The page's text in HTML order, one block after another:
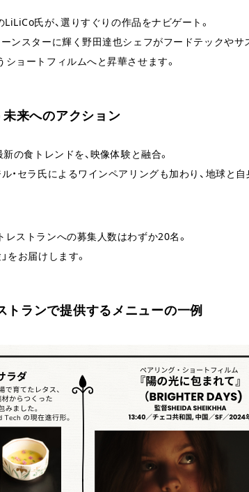
氏が、選りすぐりの作品をナビゲート。
ンスターに輝く野田達也シェフがフードテックや
ョートフィルムへと昇華させます。
未来へのアクション
の食トレンドを、映像体験と融合。
・セラ氏によるワインペアリングも加わり、地球と
ストランへの募集人数はわずか20名。
をお届けします。
トランで提供するメニューの一例